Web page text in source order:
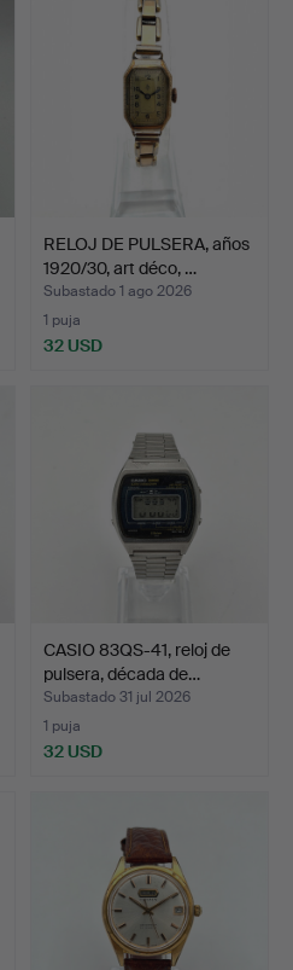
RELOJ DE PULSERA, años
1920/30, art déco, …
Subastado 1 ago 2026
1 puja
32 USD
CASIO 83QS-41, reloj de
pulsera, década de…
Subastado 31 jul 2026
1 puja
32 USD